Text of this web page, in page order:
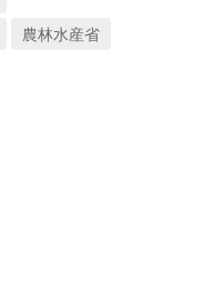
農林水産省